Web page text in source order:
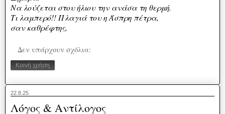
Να λούζεται στου ήλιου την ανάσα τη θερμή.
Τι λαμπερό!! Πλαγιά του η Άσπρη πέτρα,
σαν καθρέφτης,
Δεν υπάρχουν σχόλια:
Κοινή χρήση
22.8.25
Λόγος & Αντίλογος